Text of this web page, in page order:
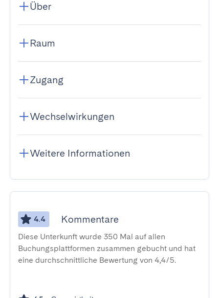
Über
Raum
Zugang
Wechselwirkungen
Weitere Informationen
4.4 Kommentare
Diese Unterkunft wurde 350 Mal auf allen
Buchungsplattformen zusammen gebucht und hat
eine durchschnittliche Bewertung von 4,4/5.